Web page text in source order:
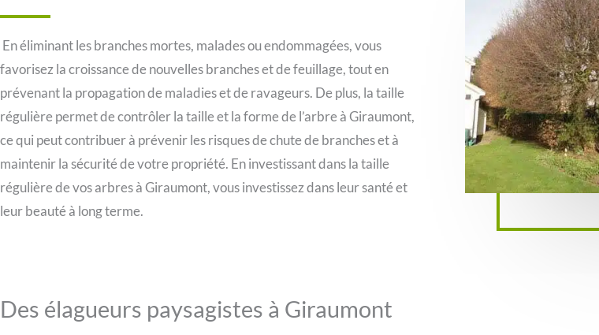
En éliminant les branches mortes, malades ou endommagées, vous
favorisez la croissance de nouvelles branches et de feuillage, tout en
prévenant la propagation de maladies et de ravageurs. De plus, la taille
régulière permet de contrôler la taille et la forme de l’arbre à Giraumont,
ce qui peut contribuer à prévenir les risques de chute de branches et à
maintenir la sécurité de votre propriété. En investissant dans la taille
régulière de vos arbres à Giraumont, vous investissez dans leur santé et
leur beauté à long terme.
Des élagueurs paysagistes à Giraumont